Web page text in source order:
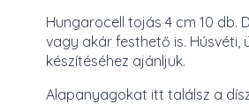
Hungarocell tojás 4 cm 10
vagy akár festhető is.
készítéséhez ajánljuk.
Alapanyagokat itt találsz a